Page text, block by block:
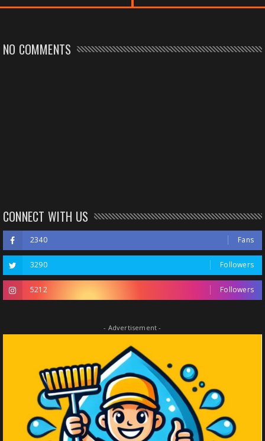
NO COMMENTS
CONNECT WITH US
2340 Fans
3290 Followers
5212 Followers
- Advertisement -